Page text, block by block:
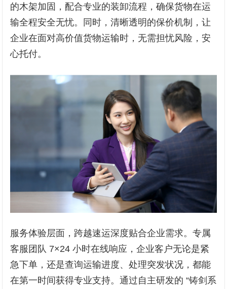
的木架加固，配合专业的装卸流程，确保货物在运
输全程安全无忧。同时，清晰透明的保价机制，让
企业在面对高价值货物运输时，无需担忧风险，安
心托付。
服务体验层面，跨越速运深度贴合企业需求。专属
客服团队 7×24 小时在线响应，企业客户无论是紧
急下单，还是查询运输进度、处理突发状况，都能
在第一时间获得专业支持。通过自主研发的 “铸剑系